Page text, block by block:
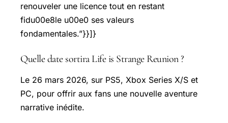
renouveler une licence tout en restant
fidu00e8le u00e0 ses valeurs
fondamentales.”}}]}
Quelle date sortira Life is Strange Reunion ?
Le 26 mars 2026, sur PS5, Xbox Series X/S et
PC, pour offrir aux fans une nouvelle aventure
narrative inédite.